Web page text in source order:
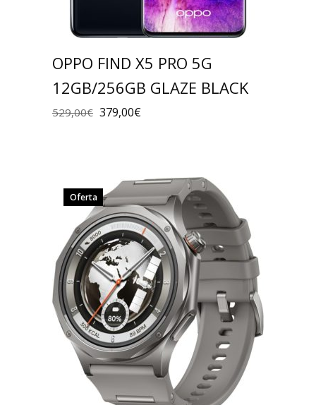
OPPO FIND X5 PRO 5G
12GB/256GB GLAZE BLACK
529,00€ 379,00€
Oferta